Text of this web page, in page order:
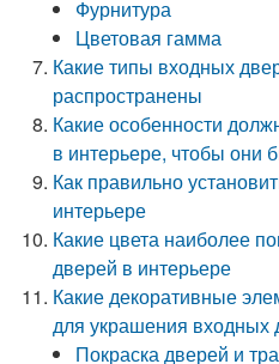
Фурнитура
Цветовая гамма
Какие типы входных
распространены
Какие особенности
в интерьере, чтобы они
Как правильно
интерьере
Какие цвета наиболее
дверей в интерьере
Какие декоративные
для украшения входных
Покраска дверей и